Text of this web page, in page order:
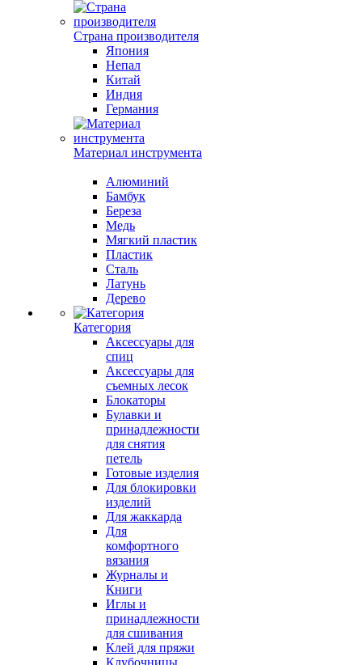
Страна производителя
Япония
Непал
Китай
Индия
Германия
Материал инструмента
Алюминий
Бамбук
Береза
Медь
Мягкий пластик
Пластик
Сталь
Латунь
Дерево
Категория
Аксессуары для
спиц
Аксессуары для
съемных лесок
Блокаторы
Булавки и
принадлежности
для снятия
петель
Готовые изделия
Для блокировки
изделий
Для жаккарда
Для
комфортного
вязания
Журналы и
Книги
Иглы и
принадлежности
для сшивания
Клей для пряжи
Клубочницы